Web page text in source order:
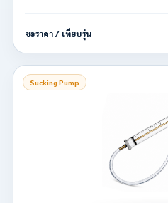
ขอราคา / เทียบรุ่น
Sucking Pump